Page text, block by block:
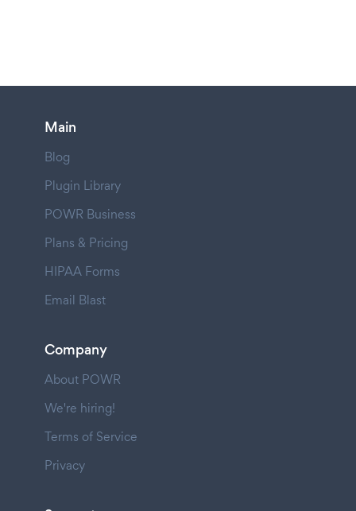
Main
Blog
Plugin Library
POWR Business
Plans & Pricing
HIPAA Forms
Email Blast
Company
About POWR
We're hiring!
Terms of Service
Privacy